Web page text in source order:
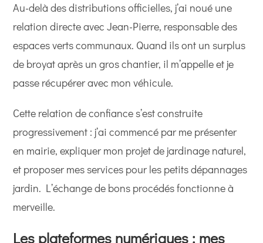
Au-delà des distributions officielles, j’ai noué une
relation directe avec Jean-Pierre, responsable des
espaces verts communaux. Quand ils ont un surplus
de broyat après un gros chantier, il m’appelle et je
passe récupérer avec mon véhicule.
Cette relation de confiance s’est construite
progressivement : j’ai commencé par me présenter
en mairie, expliquer mon projet de jardinage naturel,
et proposer mes services pour les petits dépannages
jardin. L’échange de bons procédés fonctionne à
merveille.
Les plateformes numériques : mes